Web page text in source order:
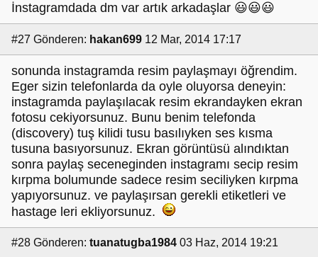
İnstagramdada dm var artık arkadaşlar 😃😃😃
#27 Gönderen: hakan699 12 Mar, 2014 17:17
sonunda instagramda resim paylaşmayı öğrendim.
Eger sizin telefonlarda da oyle oluyorsa deneyin:
instagramda paylaşılacak resim ekrandayken ekran
fotosu cekiyorsunuz. Bunu benim telefonda
(discovery) tuş kilidi tusu basılıyken ses kısma
tusuna basıyorsunuz. Ekran görüntüsü alındıktan
sonra paylaş seceneginden instagramı secip resim
kırpma bolumunde sadece resim seciliyken kırpma
yapıyorsunuz. ve paylaşırsan gerekli etiketleri ve
hastage leri ekliyorsunuz.
#28 Gönderen: tuanatugba1984 03 Haz, 2014 19:21